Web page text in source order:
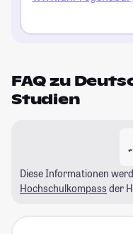
FAQ zu
Studien
Diese Informationen
Hochschulkompass der